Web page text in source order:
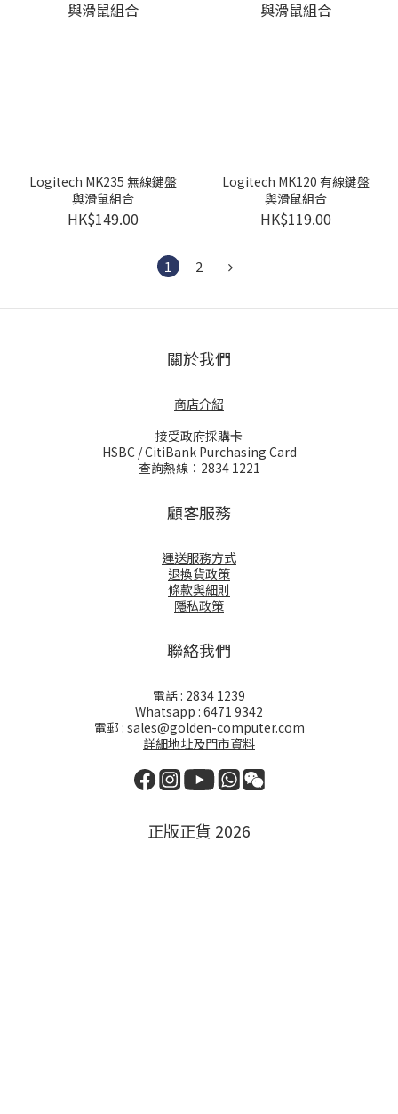
Logitech MK235 無線鍵盤
與滑鼠組合
HK$149.00
Logitech MK120 有線鍵盤
與滑鼠組合
HK$119.00
1 2
關於我們
商店介紹
接受政府採購卡
HSBC / CitiBank Purchasing Card
查詢熱線：2834 1221
顧客服務
運送服務方式
退換貨政策
條款與細則
隱私政策
聯絡我們
電話 : 2834 1239
Whatsapp : 6471 9342
電郵 : sales@golden-computer.com
詳細地址及門市資料
正版正貨 2026